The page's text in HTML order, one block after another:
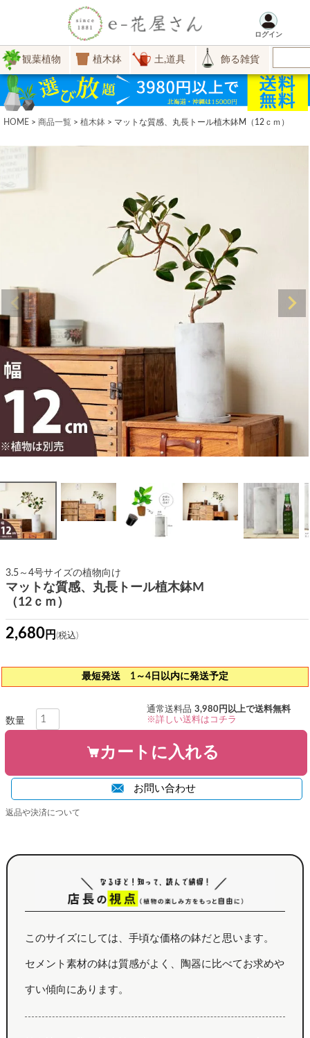
ログイン
観葉植物 植木鉢 土,道具 飾る雑貨
HOME 商品一覧 植木鉢 マットな質感、丸長トール植木鉢M（12ｃｍ）
3.5～4号サイズの植物向け
マットな質感、丸長トール植木鉢M
（12ｃｍ）
2,680
最短発送 1～4日以内に発送予定
通常送料品 3,980円以上で送料無料
※詳しい送料はコチラ
カートに入れる
お問い合わせ
返品や決済について
このサイズにしては、手頃な価格の鉢だと思います。
セメント素材の鉢は質感がよく、陶器に比べてお求めや
すい傾向にあります。